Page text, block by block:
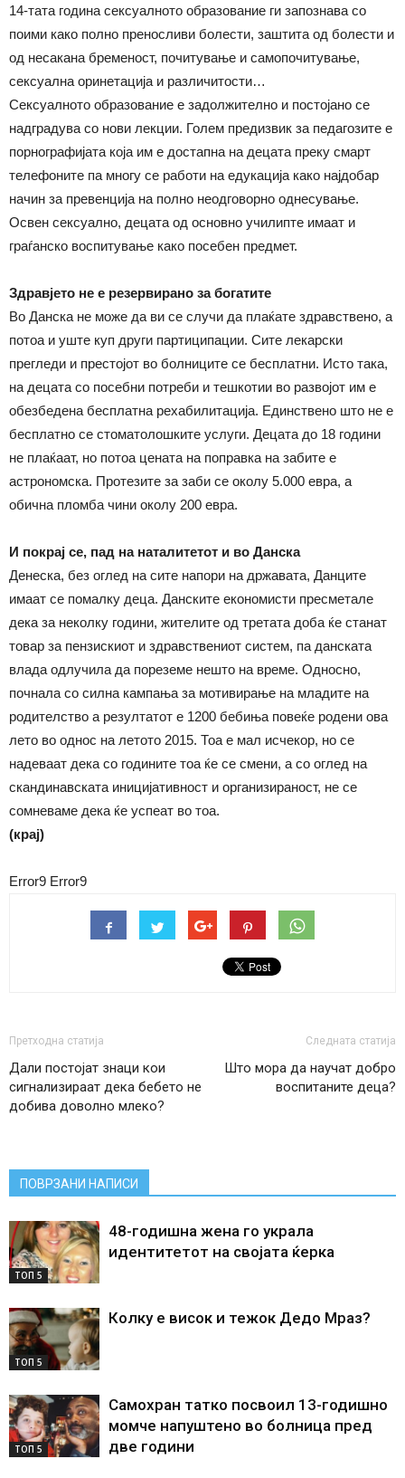
14-тата година сексуалното образование ги запознава со
поими како полно преносливи болести, заштита од болести и
од несакана бременост, почитување и самопочитување,
сексуална оринетација и различитости…
Сексуалното образование е задолжително и постојано се
надградува со нови лекции. Голем предизвик за педагозите е
порнографијата која им е достапна на децата преку смарт
телефоните па многу се работи на едукација како најдобар
начин за превенција на полно неодговорно однесување.
Освен сексуално, децата од основно училипте имаат и
граѓанско воспитување како посебен предмет.
Здравјето не е резервирано за богатите
Во Данска не може да ви се случи да плаќате здравствено, а
потоа и уште куп други партиципации. Сите лекарски
прегледи и престојот во болниците се бесплатни. Исто така,
на децата со посебни потреби и тешкотии во развојот им е
обезбедена бесплатна рехабилитација. Единствено што не е
бесплатно се стоматолошките услуги. Децата до 18 години
не плаќаат, но потоа цената на поправка на забите е
астрономска. Протезите за заби се околу 5.000 евра, а
обична пломба чини околу 200 евра.
И покрај се, пад на наталитетот и во Данска
Денеска, без оглед на сите напори на државата, Данците
имаат се помалку деца. Данските економисти пресметале
дека за неколку години, жителите од третата доба ќе станат
товар за пензискиот и здравствениот систем, па данската
влада одлучила да пореземе нешто на време. Односно,
почнала со силна кампања за мотивирање на младите на
родителство а резултатот е 1200 бебиња повеќе родени ова
лето во однос на летото 2015. Тоа е мал исчекор, но се
надеваат дека со годините тоа ќе се смени, а со оглед на
скандинавската иницијативност и организираност, не се
сомневаме дека ќе успеат во тоа.
(крај)
Error9 Error9
Претходна статија
Дали постојат знаци кои
сигнализираат дека бебето не
добива доволно млеко?
Следната статија
Што мора да научат добро
воспитаните деца?
ПОВРЗАНИ НАПИСИ
ТОП 5
48-годишна жена го украла
идентитетот на својата ќерка
ТОП 5
Колку е висок и тежок Дедо Мраз?
ТОП 5
Самохран татко посвоил 13-годишно
момче напуштено во болница пред
две години